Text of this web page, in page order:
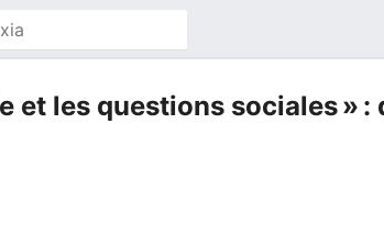
et les questions sociales »